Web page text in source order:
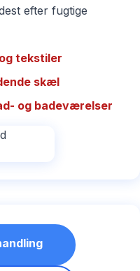
efter fugtige
tekstiler
skæl
og badeværelser